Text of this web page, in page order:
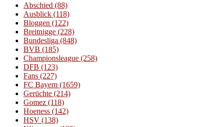
Abschied (88)
Ausblick (118)
Bloggen (122)
Breitnigge (228)
Bundesliga (848)
BVB (185)
Championsleague (258)
DFB (123)
Fans (227)
FC Bayern (1659)
Gerüchte (214)
Gomez (118)
Hoeness (142)
HSV (138)